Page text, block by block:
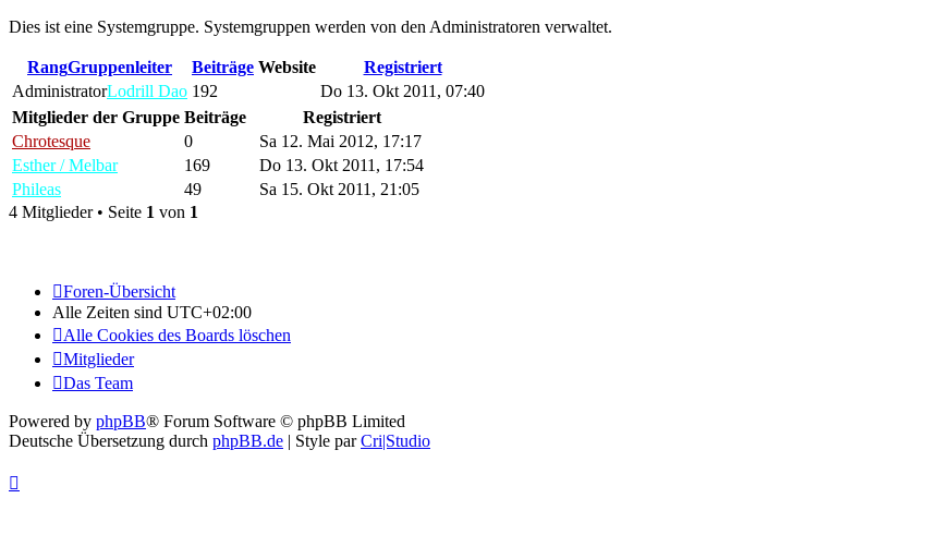
Dies ist eine Systemgruppe. Systemgruppen werden von den Administratoren verwaltet.
RangGruppenleiter Beiträge Website
Registriert
AdministratorLodrill Dao 192
Do 13. Okt 2011, 07:40
Mitglieder der Gruppe Beiträge
Registriert
Chrotesque
0
Sa 12. Mai 2012, 17:17
Esther / Melbar
169
Do 13. Okt 2011, 17:54
Phileas
49
Sa 15. Okt 2011, 21:05
4 Mitglieder • Seite 1 von 1
Foren-Übersicht
Alle Zeiten sind UTC+02:00
Alle Cookies des Boards löschen
Mitglieder
Das Team
Powered by phpBB® Forum Software © phpBB Limited
Deutsche Übersetzung durch phpBB.de | Style parCri|Studio